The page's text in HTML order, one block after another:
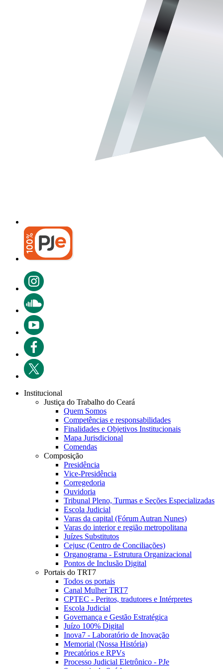
Institucional
Justiça do Trabalho do Ceará
Quem Somos
Competências e responsabilidades
Finalidades e Objetivos Institucionais
Mapa Jurisdicional
Comendas
Composição
Presidência
Vice-Presidência
Corregedoria
Ouvidoria
Tribunal Pleno, Turmas e Seções Especializadas
Escola Judicial
Varas da capital (Fórum Autran Nunes)
Varas do interior e região metropolitana
Juízes Substitutos
Cejusc (Centro de Conciliações)
Organograma - Estrutura Organizacional
Pontos de Inclusão Digital
Portais do TRT7
Todos os portais
Canal Mulher TRT7
CPTEC - Peritos, tradutores e Intérpretes
Escola Judicial
Governança e Gestão Estratégica
Juízo 100% Digital
Inova7 - Laboratório de Inovação
Memorial (Nossa História)
Precatórios e RPVs
Processo Judicial Eletrônico - PJe